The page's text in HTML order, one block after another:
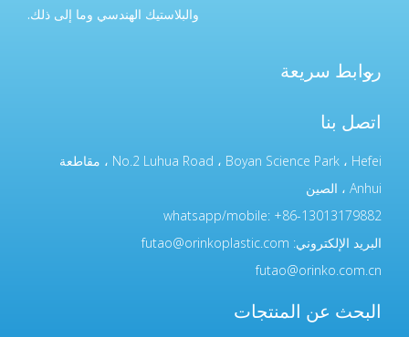
والبلاستيك الهندسي وما إلى ذلك.
روابط سريعة
اتصل بنا
No.2 Luhua Road ، Boyan Science Park ، Hefei ، مقاطعة
Anhui ، الصين
whatsapp/mobile: +86-13013179882
البريد الإلكتروني: futao@orinkoplastic.com
futao@orinko.com.cn
البحث عن المنتجات